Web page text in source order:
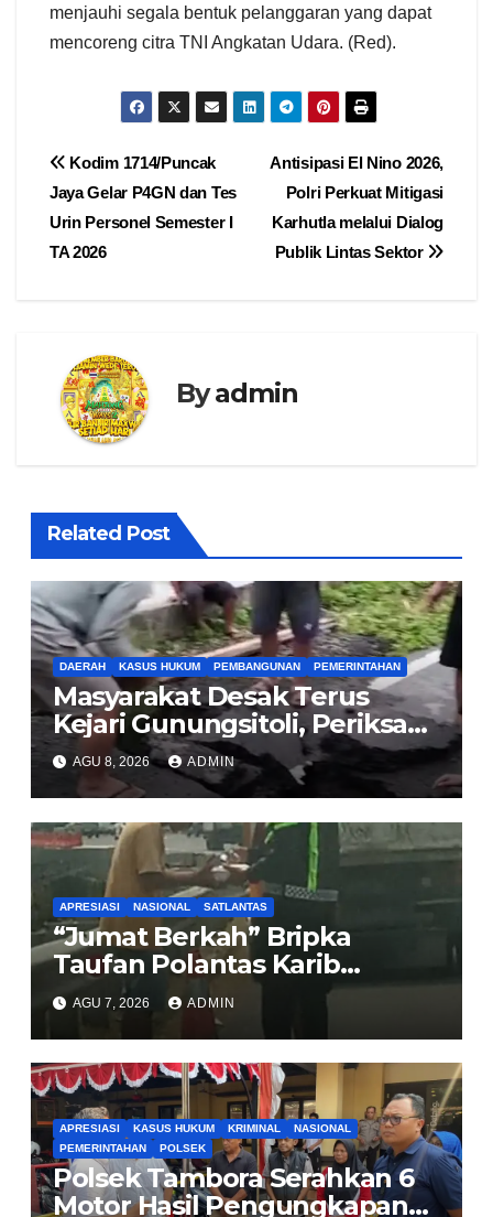
menjauhi segala bentuk pelanggaran yang dapat
mencoreng citra TNI Angkatan Udara. (Red).
Navigasi
pos
Antisipasi El Nino 2026,
Polri Perkuat Mitigasi
Karhutla melalui Dialog
Publik Lintas Sektor
Kodim 1714/Puncak
Jaya Gelar P4GN dan Tes
Urin Personel Semester I
TA 2026
Byadmin
Related Post
DAERAH KASUS HUKUM PEMBANGUNAN PEMERINTAHAN
Masyarakat Desak Terus
Kejari Gunungsitoli, Periksa
dan Usut Tuntas Dugaan
Korupsi Proyek Jalan
Sirombu-Afulu (MYC) Senilai
Rp321 Miliar
AGU 8, 2026 ADMIN
APRESIASI NASIONAL SATLANTAS
“Jumat Berkah” Bripka
Taufan Polantas Karib
Bagikan Nasi Kotak untuk
Sopir Truk yang Mogok di KM
00 Pondok Aren
AGU 7, 2026 ADMIN
APRESIASI KASUS HUKUM KRIMINAL
NASIONAL
PEMERINTAHAN
POLSEK
Polsek Tambora Serahkan 6
Motor Hasil Pengungkapan